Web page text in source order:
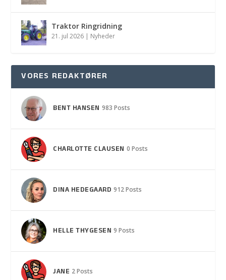
Traktor Ringridning
21. jul 2026 | Nyheder
VORES REDAKTØRER
BENT HANSEN 983 Posts
CHARLOTTE CLAUSEN 0 Posts
DINA HEDEGAARD 912 Posts
HELLE THYGESEN 9 Posts
JANE 2 Posts